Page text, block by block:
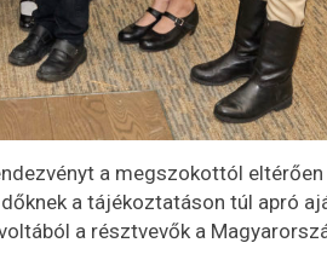
a megszokottól
a tájékoztatáson túl apró
a résztvevők a